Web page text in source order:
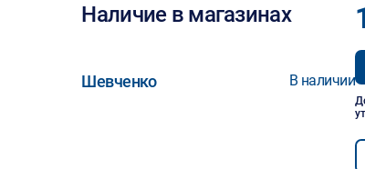
Наличие в магазинах
Шевченко В наличии